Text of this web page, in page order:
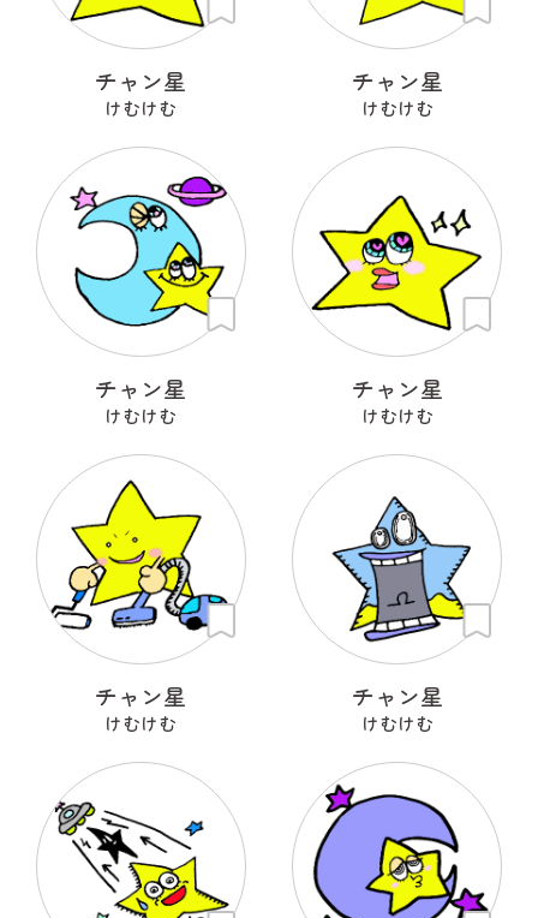
チャン星
けむけむ
チャン星
けむけむ
チャン星
けむけむ
チャン星
けむけむ
チャン星
けむけむ
チャン星
けむけむ